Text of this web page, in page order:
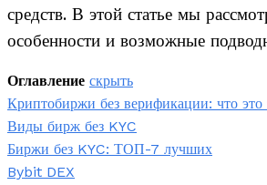
средств. В этой статье мы
особенности и возможные
Оглавление скрыть
Криптобиржи без верификации: что это
Виды бирж без KYC
Биржи без KYC: ТОП-7 лучших
Bybit DEX